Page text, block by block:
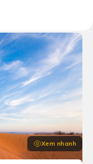
Xem nhanh